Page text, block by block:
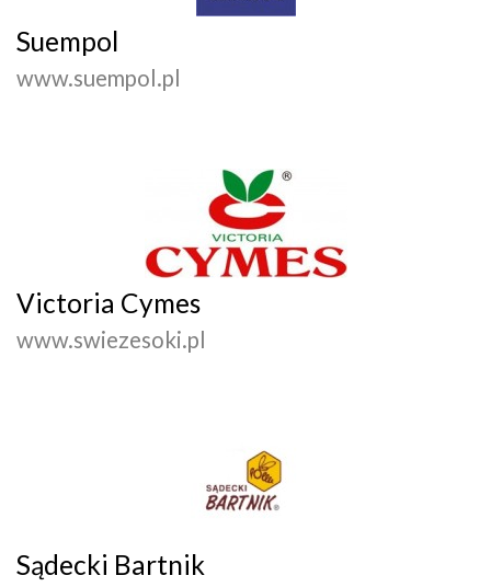
Suempol
www.suempol.pl
Victoria Cymes
www.swiezesoki.pl
Sądecki Bartnik